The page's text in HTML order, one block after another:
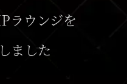
ラウンジを
ました